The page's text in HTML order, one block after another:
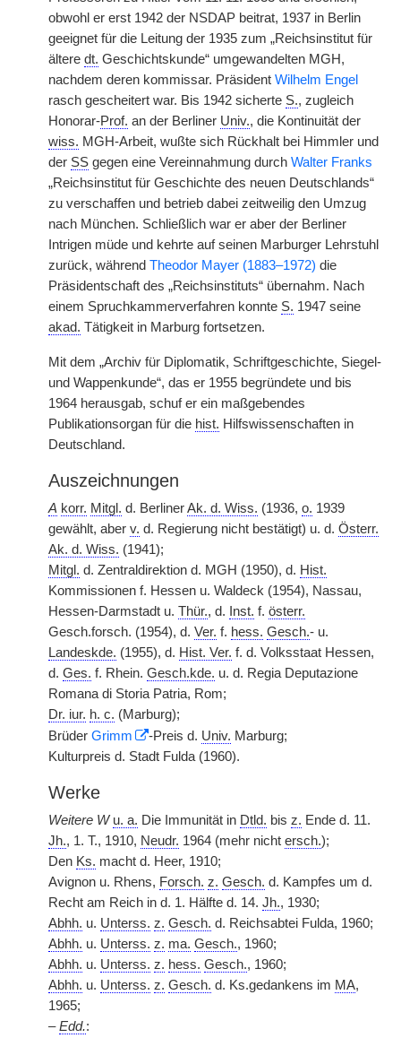
obwohl er erst 1942 der NSDAP beitrat, 1937 in Berlin
geeignet für die Leitung der 1935 zum „Reichsinstitut für
ältere dt. Geschichtskunde“ umgewandelten MGH,
nachdem deren kommissar. Präsident Wilhelm Engel
rasch gescheitert war. Bis 1942 sicherte S., zugleich
Honorar-Prof. an der Berliner Univ., die Kontinuität der
wiss. MGH-Arbeit, wußte sich Rückhalt bei Himmler und
der SS gegen eine Vereinnahmung durch Walter Franks
„Reichsinstitut für Geschichte des neuen Deutschlands“
zu verschaffen und betrieb dabei zeitweilig den Umzug
nach München. Schließlich war er aber der Berliner
Intrigen müde und kehrte auf seinen Marburger Lehrstuhl
zurück, während Theodor Mayer (1883–1972) die
Präsidentschaft des „Reichsinstituts“ übernahm. Nach
einem Spruchkammerverfahren konnte S. 1947 seine
akad. Tätigkeit in Marburg fortsetzen.
Mit dem „Archiv für Diplomatik, Schriftgeschichte, Siegel-
und Wappenkunde“, das er 1955 begründete und bis
1964 herausgab, schuf er ein maßgebendes
Publikationsorgan für die hist. Hilfswissenschaften in
Deutschland.
Auszeichnungen
A korr. Mitgl. d. BerlinerAk. d. Wiss. (1936, o. 1939
gewählt, aber v. d. Regierung nicht bestätigt) u. d. Österr.
Ak. d. Wiss. (1941);
Mitgl. d. Zentraldirektion d. MGH (1950), d. Hist.
Kommissionen f. Hessen u. Waldeck (1954), Nassau,
Hessen-Darmstadt u. Thür., d. Inst. f. österr.
Gesch.forsch. (1954), d. Ver. f. hess. Gesch.- u.
Landeskde. (1955), d. Hist. Ver. f. d. Volksstaat Hessen,
d. Ges. f. Rhein. Gesch.kde. u. d. Regia Deputazione
Romana di Storia Patria, Rom;
Dr. iur. h. c. (Marburg);
Brüder Grimm -Preis d. Univ. Marburg;
Kulturpreis d. Stadt Fulda (1960).
Werke
Weitere W u. a. Die Immunität in Dtld. bis z. Ende d. 11.
Jh., 1. T., 1910, Neudr. 1964 (mehr nicht ersch.);
Den Ks. macht d. Heer, 1910;
Avignon u. Rhens, Forsch. z. Gesch. d. Kampfes um d.
Recht am Reich in d. 1. Hälfte d. 14. Jh., 1930;
Abhh. u. Unterss. z. Gesch. d. Reichsabtei Fulda, 1960;
Abhh. u. Unterss. z. ma. Gesch., 1960;
Abhh. u. Unterss. z. hess. Gesch., 1960;
Abhh. u. Unterss. z. Gesch. d. Ks.gedankens im MA,
1965;
–Edd.: